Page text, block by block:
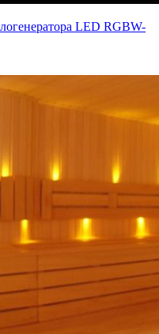
LED RGBW-